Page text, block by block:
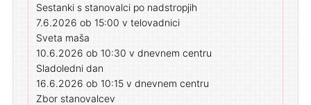
Sestanki s stanovalci po nadstropjih
7.6.2026 ob 15:00 v telovadnici
Sveta maša
10.6.2026 ob 10:30 v dnevnem centru
Sladoledni dan
16.6.2026 ob 10:15 v dnevnem centru
Zbor stanovalcev